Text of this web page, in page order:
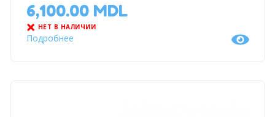
6,100.00 MDL
НЕТ В НАЛИЧИИ
Подробнее